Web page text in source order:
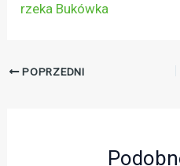
rzeka Bukówka
POPRZEDNI